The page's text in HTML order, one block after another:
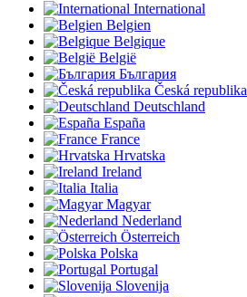
International
Belgien
Belgique
België
България
Česká republika
Deutschland
España
France
Hrvatska
Ireland
Italia
Magyar
Nederland
Österreich
Polska
Portugal
Slovenija